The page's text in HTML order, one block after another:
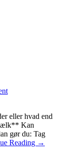
eller hvad end
Kan
gør du: Tag
Reading →